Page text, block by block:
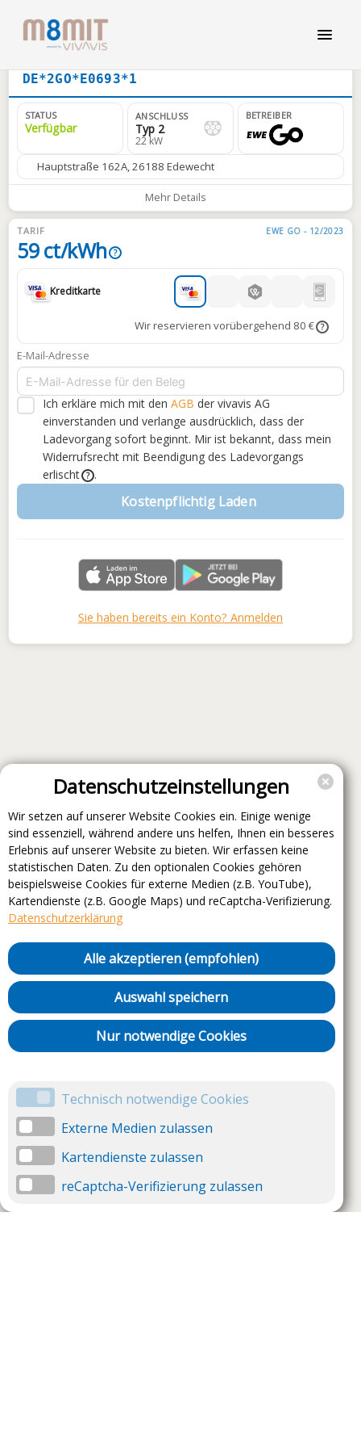
DE*2GO*E0693*1
STATUS
Verfügbar
ANSCHLUSS
Typ 2
22 kW
BETREIBER
Hauptstraße 162A, 26188 Edewecht
Mehr Details
TARIF EWE GO - 12/2023
59 ct/kWh ?
Kreditkarte
Wir reservieren vorübergehend 80 € ?
E-Mail-Adresse
Ich erkläre mich mit den AGB der vivavis AG
einverstanden und verlange ausdrücklich, dass der
Ladevorgang sofort beginnt. Mir ist bekannt, dass mein
Widerrufsrecht mit Beendigung des Ladevorgangs
erlischt
? .
Kostenpflichtig Laden
Sie haben bereits ein Konto? Anmelden
Datenschutzeinstellungen
Wir setzen auf unserer Website Cookies ein. Einige wenige
sind essenziell, während andere uns helfen, Ihnen ein besseres
Erlebnis auf unserer Website zu bieten. Wir erfassen keine
statistischen Daten. Zu den optionalen Cookies gehören
beispielsweise Cookies für externe Medien (z.B. YouTube),
Kartendienste (z.B. Google Maps) und reCaptcha-Verifizierung.
Datenschutzerklärung
Alle akzeptieren (empfohlen)
Auswahl speichern
Nur notwendige Cookies
Technisch notwendige Cookies
Externe Medien zulassen
Kartendienste zulassen
reCaptcha-Verifizierung zulassen